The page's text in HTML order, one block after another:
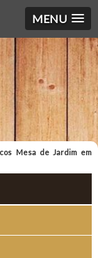
MENU
Mesa de Jardim em